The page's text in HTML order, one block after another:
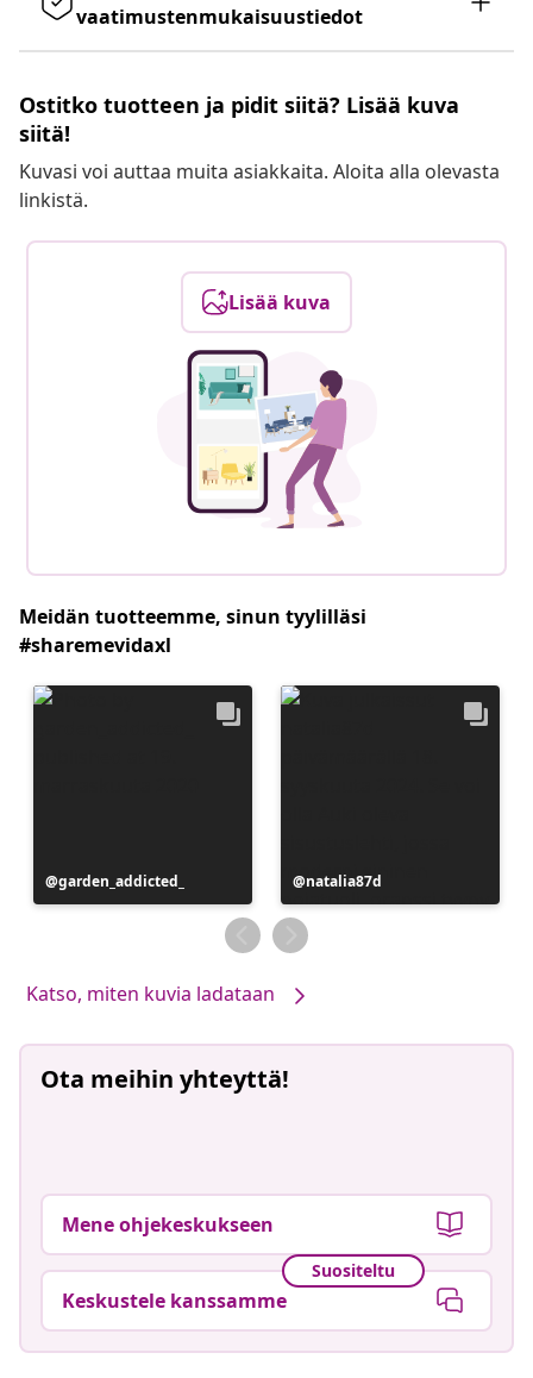
vaatimustenmukaisuustiedot
Ostitko tuotteen ja pidit siitä? Lisää kuva
siitä!
Kuvasi voi auttaa muita asiakkaita. Aloita alla olevasta
linkistä.
Lisää kuva
Meidän tuotteemme, sinun tyylilläsi
#sharemevidaxl
Julkaissut
garden_addicted_ Julkaissut
natalia87d
Katso, miten kuvia ladataan
Ota meihin yhteyttä!
Mene ohjekeskukseen
Suositeltu
Keskustele kanssamme